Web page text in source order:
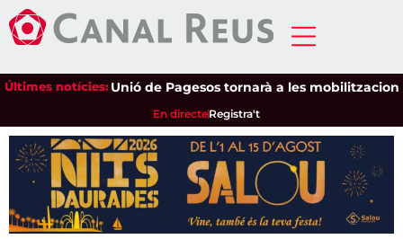
Últimes notícies:Unió de Pagesos tornarà a les mobilitzacions
En directeRegistra't